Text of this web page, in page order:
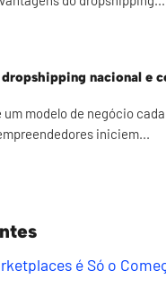
nacional e
um modelo de negócio
iniciem...
é Só o